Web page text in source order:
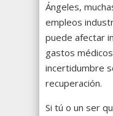
Ángeles,
empleos
puede afectar
gastos
incertidumbre
recuperación.
Si tú o un ser